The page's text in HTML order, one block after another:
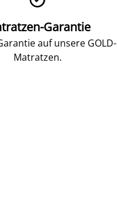
Garantie
auf unsere GOLD-
Matratzen.